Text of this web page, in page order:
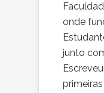
onde
junto